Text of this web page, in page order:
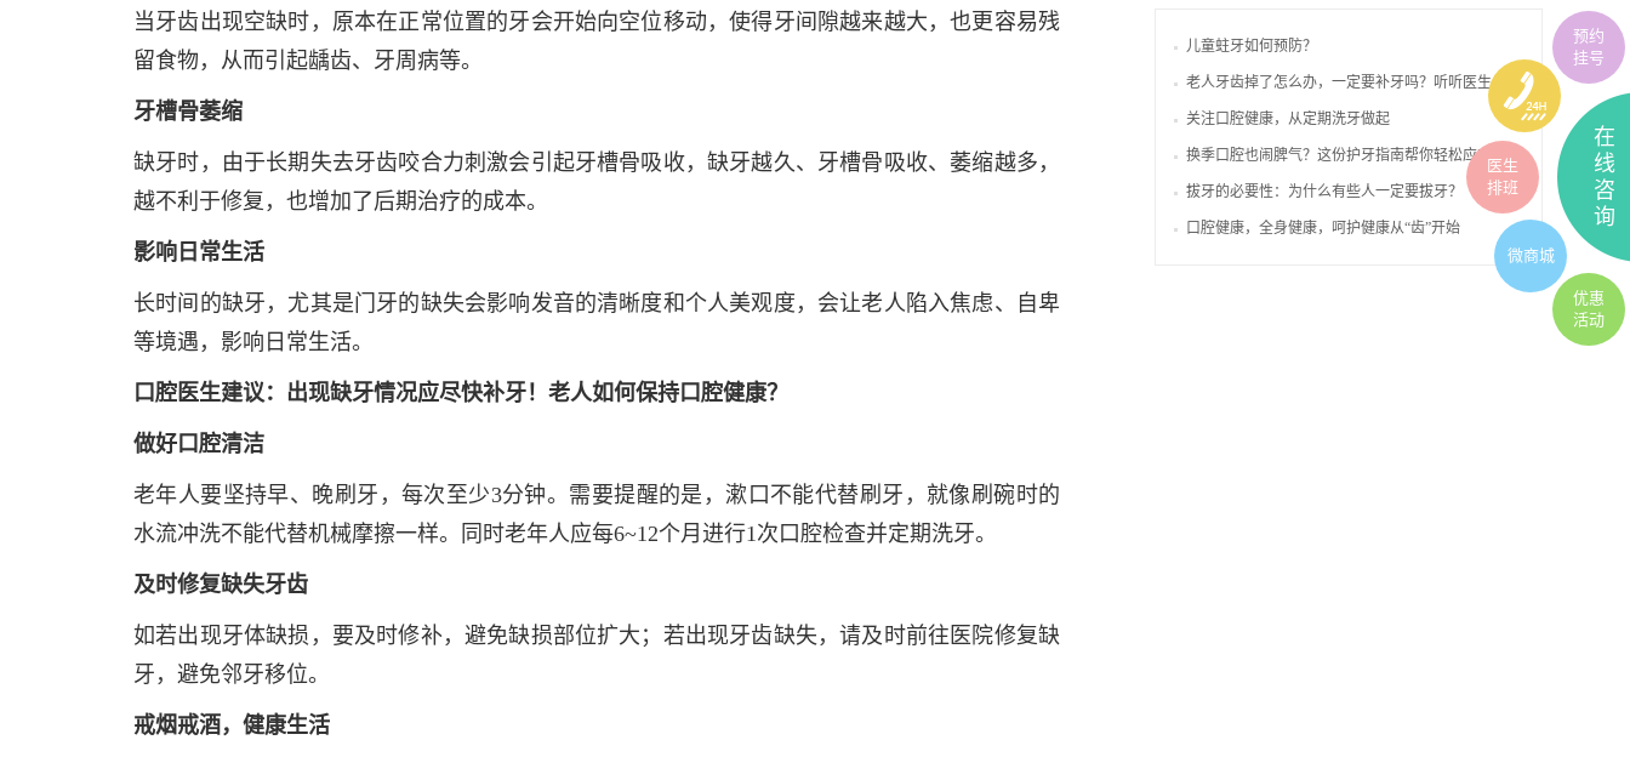
当牙齿出现空缺时，原本在正常位置的牙会开始向空位移动，使得牙间隙越来越大，也更容易残
留食物，从而引起龋齿、牙周病等。
牙槽骨萎缩
缺牙时，由于长期失去牙齿咬合力刺激会引起牙槽骨吸收，缺牙越久、牙槽骨吸收、萎缩越多，
越不利于修复，也增加了后期治疗的成本。
影响日常生活
长时间的缺牙，尤其是门牙的缺失会影响发音的清晰度和个人美观度，会让老人陷入焦虑、自卑
等境遇，影响日常生活。
口腔医生建议：出现缺牙情况应尽快补牙！ 老人如何保持口腔健康？
做好口腔清洁
老年人要坚持早、晚刷牙，每次至少3分钟。需要提醒的是，漱口不能代替刷牙，就像刷碗时的
水流冲洗不能代替机械摩擦一样。同时老年人应每6~12个月进行1次口腔检查并定期洗牙。
及时修复缺失牙齿
如若出现牙体缺损，要及时修补，避免缺损部位扩大；若出现牙齿缺失，请及时前往医院修复缺
牙，避免邻牙移位。
戒烟戒酒，健康生活
儿童蛀牙如何预防？
老人牙齿掉了怎么办，一定要补牙吗？听听医生怎么说！
关注口腔健康，从定期洗牙做起
换季口腔也闹脾气？这份护牙指南帮你轻松应对！
拔牙的必要性：为什么有些人一定要拔牙？
口腔健康，全身健康，呵护健康从“齿”开始
在
线
咨
询
预约
挂号
医生
排班
微商城
优惠
活动